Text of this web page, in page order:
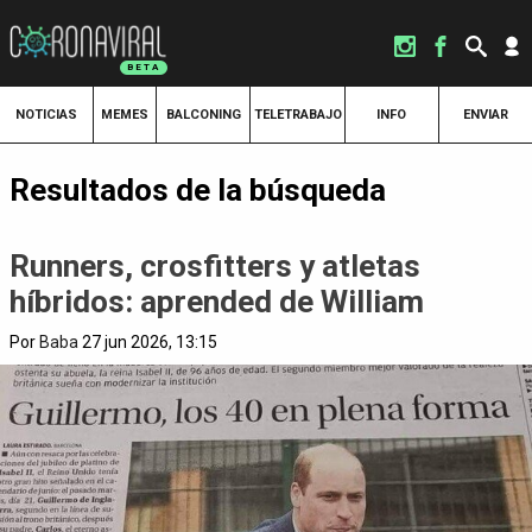
NOTICIAS MEMES BALCONING TELETRABAJO INFO ENVIAR
Resultados de la búsqueda
Runners, crosfitters y atletas
híbridos: aprended de William
Por Baba 27 jun 2026, 13:15